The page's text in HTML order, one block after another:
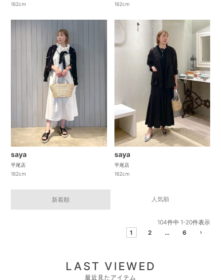
162cm
162cm
saya
平尾店
162cm
saya
平尾店
162cm
新着順 人気順
104件中 1-20件表示
1
2 … 6
LAST VIEWED
最近見たアイテム